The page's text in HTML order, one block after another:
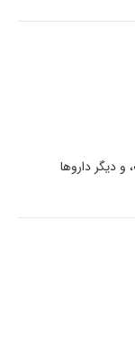
دیگر داروها